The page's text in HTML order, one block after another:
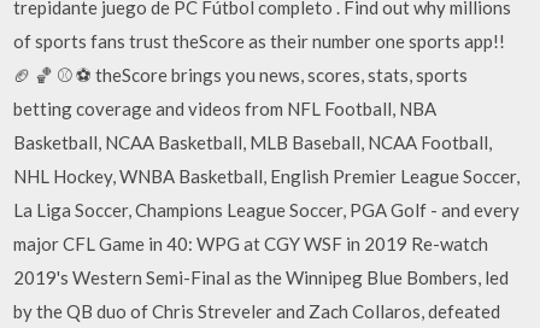
trepidante juego de PC Fútbol completo . Find out why millions
of sports fans trust theScore as their number one sports app!!
🏈 🏀 ⚾️ ⚽️ theScore brings you news, scores, stats, sports
betting coverage and videos from NFL Football, NBA
Basketball, NCAA Basketball, MLB Baseball, NCAA Football,
NHL Hockey, WNBA Basketball, English Premier League Soccer,
La Liga Soccer, Champions League Soccer, PGA Golf - and every
major CFL Game in 40: WPG at CGY WSF in 2019 Re-watch
2019's Western Semi-Final as the Winnipeg Blue Bombers, led
by the QB duo of Chris Streveler and Zach Collaros, defeated